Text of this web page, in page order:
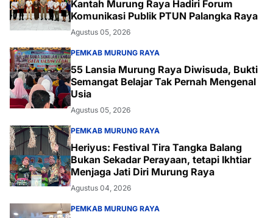
Kantah Murung Raya Hadiri Forum
Komunikasi Publik PTUN Palangka Raya
Agustus 05, 2026
PEMKAB MURUNG RAYA
55 Lansia Murung Raya Diwisuda, Bukti
Semangat Belajar Tak Pernah Mengenal
Usia
Agustus 05, 2026
PEMKAB MURUNG RAYA
Heriyus: Festival Tira Tangka Balang
Bukan Sekadar Perayaan, tetapi Ikhtiar
Menjaga Jati Diri Murung Raya
Agustus 04, 2026
PEMKAB MURUNG RAYA